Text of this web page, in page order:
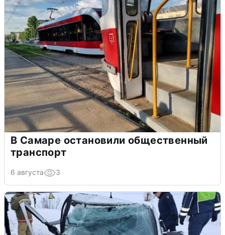
В Самаре остановили общественный
транспорт
6 августа 3